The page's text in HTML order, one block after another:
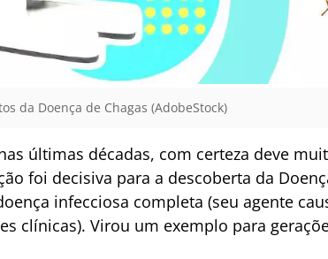
da Doença de Chagas (AdobeStock)
últimas décadas, com certeza deve
foi decisiva para a descoberta da
infecciosa completa (seu agente
clínicas). Virou um exemplo para